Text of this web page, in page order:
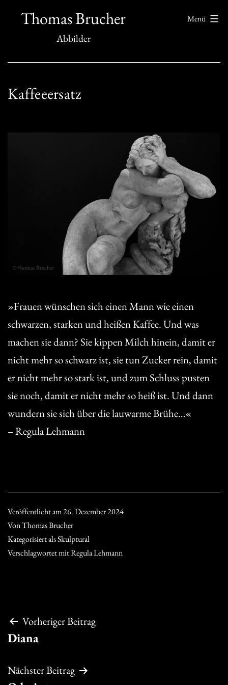
InhaltThomas Brucher
Abbilder
Menü
Kaffeeersatz
»Frauen wünschen sich einen Mann wie einen
schwarzen, starken und heißen Kaffee. Und was
machen sie dann? Sie kippen Milch hinein, damit er
nicht mehr so schwarz ist, sie tun Zucker rein, damit
er nicht mehr so stark ist, und zum Schluss pusten
sie noch, damit er nicht mehr so heiß ist. Und dann
wundern sie sich über die lauwarme Brühe…«
– Regula Lehmann
Veröffentlicht am26. Dezember 2024
VonThomas Brucher
Kategorisiert alsSkulptural
Verschlagwortet mitRegula Lehmann
Beitragsnavigation
Vorheriger Beitrag
Diana
Nächster Beitrag